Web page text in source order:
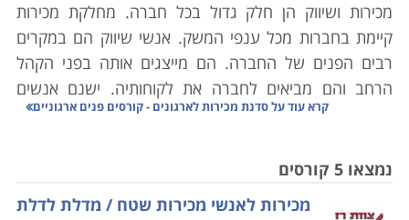
מכירות ושיווק הן חלק גדול בכל חברה. מחלקת מכירות
קיימת בחברות מכל ענפי המשק. אנשי שיווק הם במקרים
רבים הפנים של החברה. הם מייצגים אותה בפני הקהל
הרחב והם מביאים לחברה את לקוחותיה. ישנם אנשים
בעלי נטיה טבעית יותר לתקשורת עם אנשים ובעלי יכולות
חיזוקים וכלים וסדנת מכירות לארגונים היא בהחלט אפשרות
קרא עוד עלסדנת מכירות לארגונים - קורסים פנים ארגוניים
נמצאו 5 קורסים
מכירות לאנשי מכירות שטח / מדלת לדלת